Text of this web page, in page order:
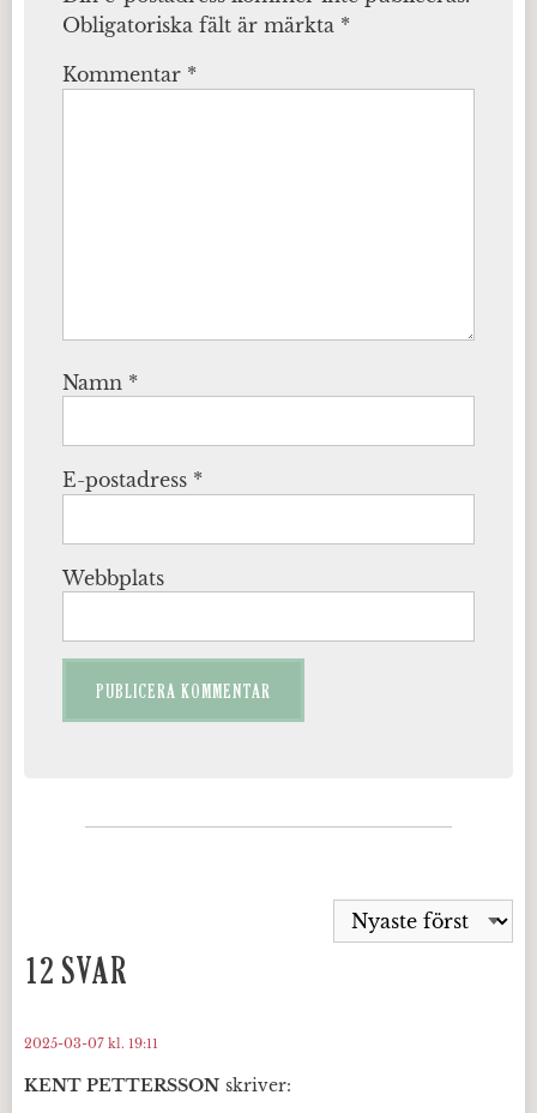
Obligatoriska fält är märkta *
Kommentar *
Namn *
E-postadress *
Webbplats
12 SVAR
KENT PETTERSSON skriver:
2025-03-07 kl. 19:11